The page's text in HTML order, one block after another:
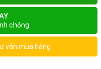
chóng
vấn mua hàng